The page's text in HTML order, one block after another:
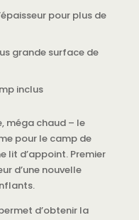
pour plus de
grande surface de
inclus
méga chaud – le
pour le camp de
lit d’appoint. Premier
d’une nouvelle
d’obtenir la